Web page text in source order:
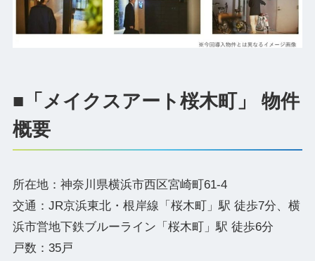
■「メイクスアート桜木町」 物件
概要
所在地：神奈川県横浜市西区宮崎町61‐4
交通：JR京浜東北・根岸線「桜木町」駅 徒歩7分、横
浜市営地下鉄ブルーライン「桜木町」駅 徒歩6分
戸数：35戸